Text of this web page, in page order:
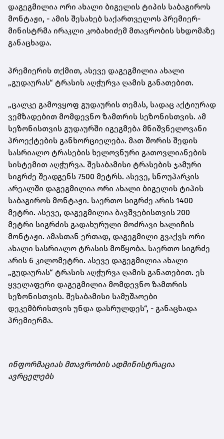
დაგეგმილია ორი ახალი ბიგელის ტიპის საბაგიროს
მონტაჟი, - ამის შესახებ საქართველოს პრემიერ-
მინისტრმა ირაკლი კობახიძემ მთავრობის სხდომაზე
განაცხადა.
პრემიერის თქმით, ასევე დაგეგმილია ახალი
„გუდაურას“ ტრასის აღჭურვა ღამის განათებით.
„ცალკე გამოვყოფ გუდაურის თემას, სადაც აქტიურად
ვემზადებით მომდევნო ზამთრის სეზონისთვის. ამ
სეზონისთვის გუდაურში იგეგმება მნიშვნელოვანი
პროექტების განხორციელება. მათ შორის შედის
სასრიალო ტრასების ხელოვნური გათოვლიანების
სისტემით აღჭურვა. შესაბამისი ტრასების ჯამური
სიგრძე შეადგენს 7500 მეტრს. ასევე, სნოუპარკის
არეალში დაგეგმილია ორი ახალი ბიგელის ტიპის
საბაგიროს მონტაჟი. საერთო სიგრძე არის 1400
მეტრი. ასევე, დაგეგმილია ბავშვებისთვის 200
მეტრი სიგრძის გადახურული მოძრავი ხალიჩის
მონტაჟი. ამასთან ერთად, დაგეგმილი გვაქვს ორი
ახალი სასრიალო ტრასის მოწყობა. საერთო სიგრძე
არის 6 კილომეტრი. ასევე დაგეგმილია ახალი
„გუდაურას“ ტრასის აღჭურვა ღამის განათებით. ეს
ყველაფერი დაგეგმილია მომდევნო ზამთრის
სეზონისთვის. შესაბამისი სამუშაოები
დეკემბრისთვის უნდა დასრულდეს“, - განაცხადა
პრემიერმა.
ინფორმაციას მთავრობის ადმინისტრაცია
ავრცელებს